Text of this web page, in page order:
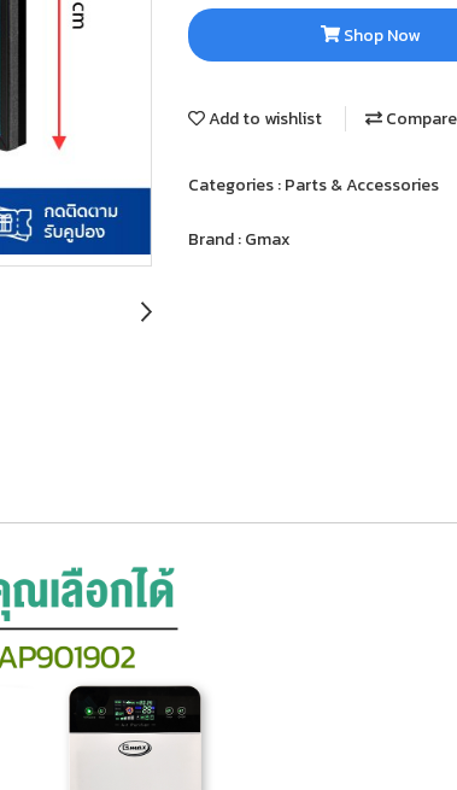
Shop Now
Add to wishlist Compare
Categories :Parts & Accessories
Brand :Gmax